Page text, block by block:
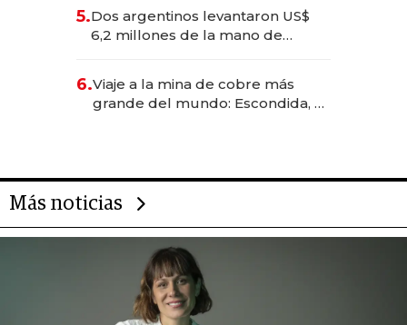
para convertirse en experiencias
transformadoras
5.Dos argentinos levantaron US$
6,2 millones de la mano de
6.Viaje a la mina de cobre más
grande del mundo: Escondida, el
Más noticias